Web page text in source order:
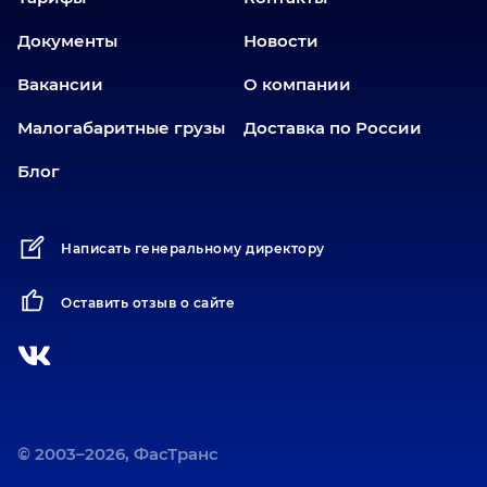
Заводоуковск
Иваново
Иркутск
Калининград
Карабаш
Карасук
Катав-Ивановск
Коротчаево
Документы Новости
Вакансии О компании
Малогабаритные грузы Доставка по России
Блог
Написать генеральному директору
Оставить отзыв о сайте
© 2003–2026, ФасТранс